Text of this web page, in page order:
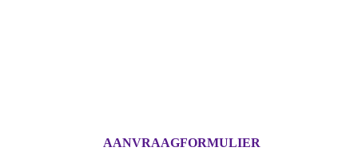
AANVRAAGFORMULIER